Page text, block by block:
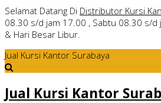
Selamat Datang Di Distributor Kursi
08.30 s/d jam 17.00 , Sabtu 08.30 s/d
& Hari Besar Libur.
Jual Kursi Kantor Surabaya
Jual Kursi Kantor